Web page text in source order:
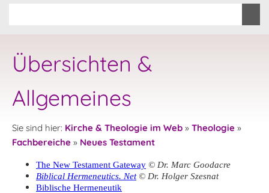
Übersichten &
Allgemeines
Sie sind hier: Kirche & Theologie im Web » Theologie »
Fachbereiche » Neues Testament
The New Testament Gateway © Dr. Marc Goodacre
Biblical Hermeneutics. Net© Dr. Holger Szesnat
Biblische Hermeneutik